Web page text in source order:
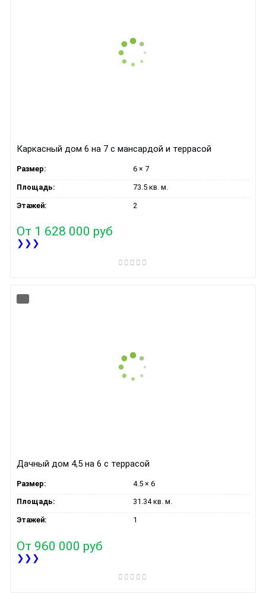
Каркасный дом 6 на 7 с мансардой и террасой
Размер: 6 × 7
Площадь: 73.5 кв. м.
Этажей: 2
От 1 628 000 руб
❯❯❯
Дачный дом 4,5 на 6 с террасой
Размер: 4.5 × 6
Площадь: 31.34 кв. м.
Этажей: 1
От 960 000 руб
❯❯❯